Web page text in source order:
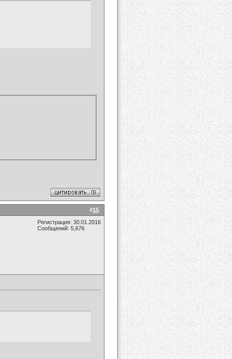
#15
Регистрация: 30.01.2016
Сообщений: 5,676